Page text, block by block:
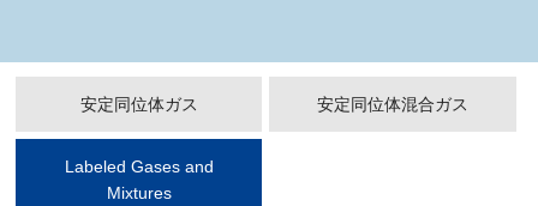
安定同位体ガス 安定同位体混合ガス
Labeled Gases and
Mixtures